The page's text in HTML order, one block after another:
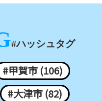
#ハッシュタグ
#甲賀市 (106)
#大津市 (82)